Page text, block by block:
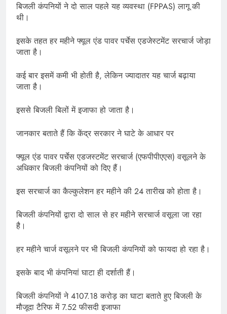
बिजली कंपनियों ने दो साल पहले यह व्यवस्था (FPPAS) लागू की
थी।
इसके तहत हर महीने फ्यूल एंड पावर पर्चेस एडजेस्टमेंट सरचार्ज जोड़ा
जाता है।
कई बार इसमें कमी भी होती है, लेकिन ज्यादातर यह चार्ज बढ़ाया
जाता है।
इससे बिजली बिलों में इजाफा हो जाता है।
जानकार बताते हैं कि केंद्र सरकार ने घाटे के आधार पर
फ्यूल एंड पावर पर्चेस एडजस्टमेंट सरचार्ज (एफपीपीएएस) वसूलने के
अधिकार बिजली कंपनियों को दिए हैं।
इस सरचार्ज का कैल्कुलेशन हर महीने की 24 तारीख को होता है।
बिजली कंपनियों द्वारा दो साल से हर महीने सरचार्ज वसूला जा रहा
है।
हर महीने चार्ज वसूलने पर भी बिजली कंपनियों को फायदा हो रहा है।
इसके बाद भी कंपनियां घाटा ही दर्शाती हैं।
बिजली कंपनियों ने 4107.18 करोड़ का घाटा बताते हुए बिजली के
मौजूदा टैरिफ में 7.52 फीसदी इजाफा